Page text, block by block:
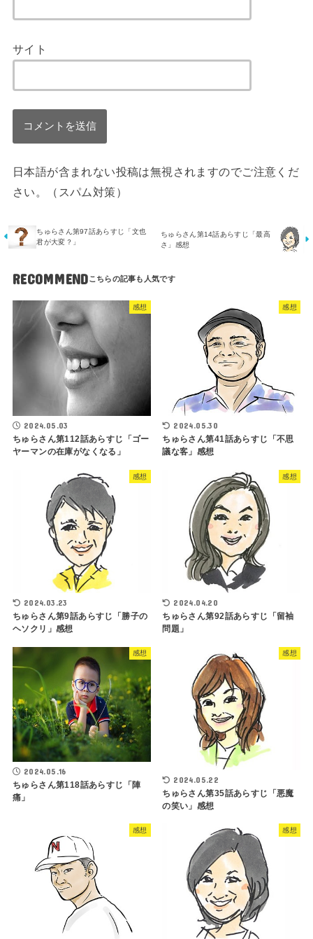
サイト
日本語が含まれない投稿は無視されますのでご注意くだ
さい。（スパム対策）
ちゅらさん第97話あらすじ「文也
君が大変？」
ちゅらさん第14話あらすじ「最高
さ」感想
RECOMMEND
感想
2024.05.03
ちゅらさん第112話あらすじ「ゴー
ヤーマンの在庫がなくなる」
感想
2024.05.30
ちゅらさん第41話あらすじ「不思
議な客」感想
感想
2024.03.23
ちゅらさん第9話あらすじ「勝子の
ヘソクリ」感想
感想
2024.04.20
ちゅらさん第92話あらすじ「留袖
問題」
感想
2024.05.16
ちゅらさん第118話あらすじ「陣
痛」
感想
2024.05.22
ちゅらさん第35話あらすじ「悪魔
の笑い」感想
感想 感想